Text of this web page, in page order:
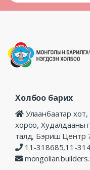
Холбоо барих
Улаанбаатар хот,
хороо, Худалдааны
талд, Бэриш Центр
11-318685,11-